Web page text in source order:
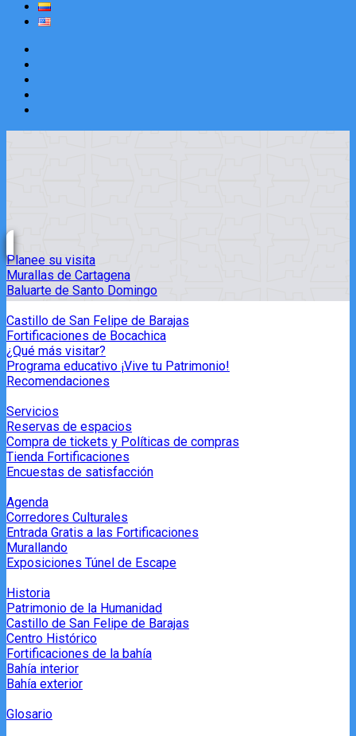
Planee su visita
Murallas de Cartagena
Baluarte de Santo Domingo
Castillo de San Felipe de Barajas
Fortificaciones de Bocachica
¿Qué más visitar?
Programa educativo ¡Vive tu Patrimonio!
Recomendaciones
Servicios
Reservas de espacios
Compra de tickets y Políticas de compras
Tienda Fortificaciones
Encuestas de satisfacción
Agenda
Corredores Culturales
Entrada Gratis a las Fortificaciones
Murallando
Exposiciones Túnel de Escape
Historia
Patrimonio de la Humanidad
Castillo de San Felipe de Barajas
Centro Histórico
Fortificaciones de la bahía
Bahía interior
Bahía exterior
Glosario